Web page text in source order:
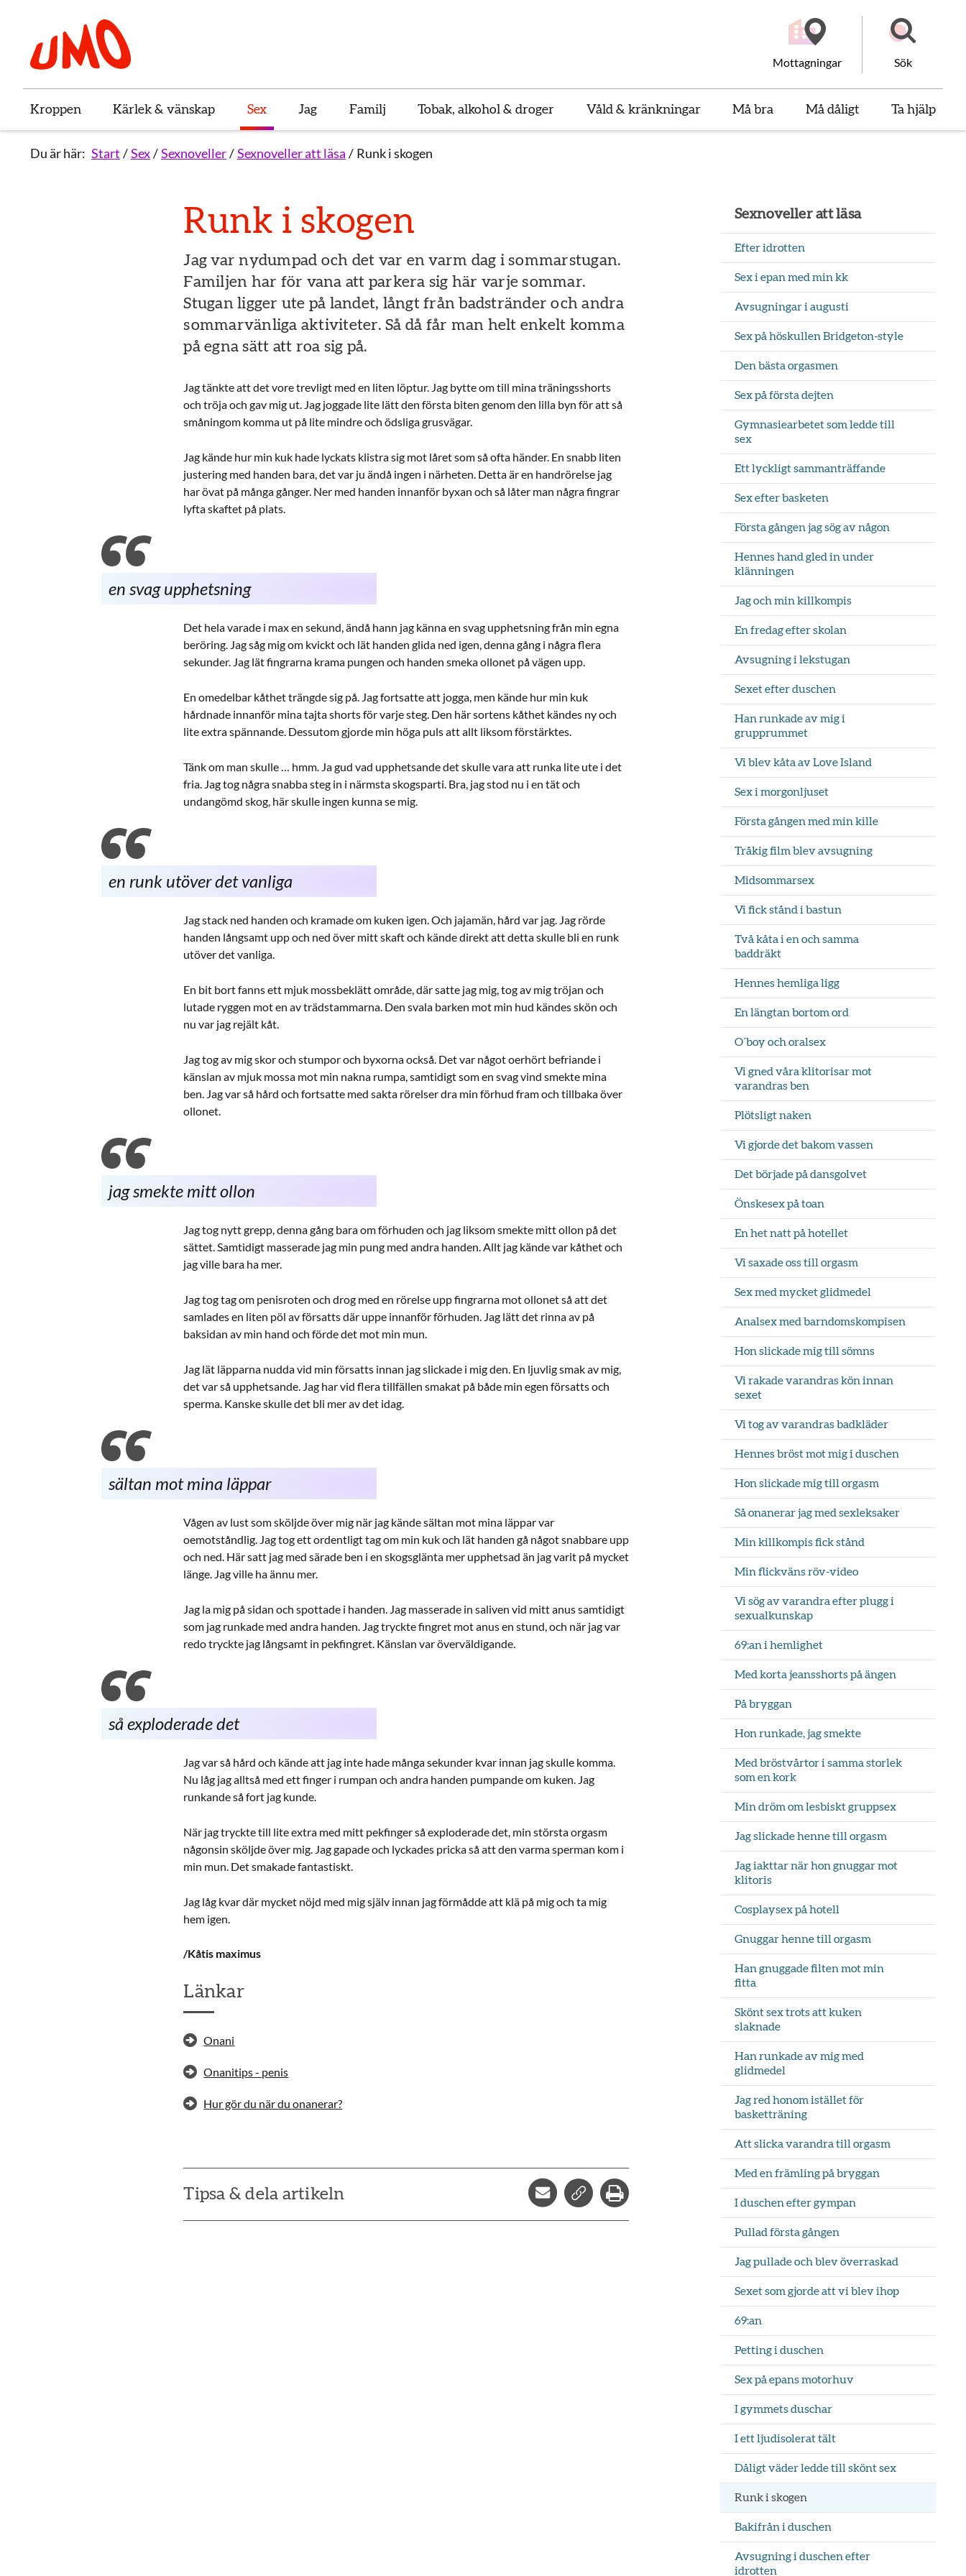
Till startsidan för Umo
Mottagningar Sök
Kroppen Kärlek & vänskap Sex Jag Familj Tobak, alkohol & droger Våld & kränkningar Må bra Må dåligt Ta hjälp
Du är här: Start Sex Sexnoveller Sexnoveller att läsa Runk i skogen
Runk i skogen
Jag var nydumpad och det var en varm dag i sommarstugan.
Familjen har för vana att parkera sig här varje sommar.
Stugan ligger ute på landet, långt från badstränder och andra
sommarvänliga aktiviteter. Så då får man helt enkelt komma
på egna sätt att roa sig på.
Jag tänkte att det vore trevligt med en liten löptur. Jag bytte om till mina träningsshorts
och tröja och gav mig ut. Jag joggade lite lätt den första biten genom den lilla byn för att så
småningom komma ut på lite mindre och ödsliga grusvägar.
Jag kände hur min kuk hade lyckats klistra sig mot låret som så ofta händer. En snabb liten
justering med handen bara, det var ju ändå ingen i närheten. Detta är en handrörelse jag
har övat på många gånger. Ner med handen innanför byxan och så låter man några fingrar
lyfta skaftet på plats.
en svag upphetsning
Det hela varade i max en sekund, ändå hann jag känna en svag upphetsning från min egna
beröring. Jag såg mig om kvickt och lät handen glida ned igen, denna gång i några flera
sekunder. Jag lät fingrarna krama pungen och handen smeka ollonet på vägen upp.
En omedelbar kåthet trängde sig på. Jag fortsatte att jogga, men kände hur min kuk
hårdnade innanför mina tajta shorts för varje steg. Den här sortens kåthet kändes ny och
lite extra spännande. Dessutom gjorde min höga puls att allt liksom förstärktes.
Tänk om man skulle … hmm. Ja gud vad upphetsande det skulle vara att runka lite ute i det
fria. Jag tog några snabba steg in i närmsta skogsparti. Bra, jag stod nu i en tät och
undangömd skog, här skulle ingen kunna se mig.
en runk utöver det vanliga
Jag stack ned handen och kramade om kuken igen. Och jajamän, hård var jag. Jag rörde
handen långsamt upp och ned över mitt skaft och kände direkt att detta skulle bli en runk
utöver det vanliga.
En bit bort fanns ett mjuk mossbeklätt område, där satte jag mig, tog av mig tröjan och
lutade ryggen mot en av trädstammarna. Den svala barken mot min hud kändes skön och
nu var jag rejält kåt.
Jag tog av mig skor och stumpor och byxorna också. Det var något oerhört befriande i
känslan av mjuk mossa mot min nakna rumpa, samtidigt som en svag vind smekte mina
ben. Jag var så hård och fortsatte med sakta rörelser dra min förhud fram och tillbaka över
ollonet.
jag smekte mitt ollon
Jag tog nytt grepp, denna gång bara om förhuden och jag liksom smekte mitt ollon på det
sättet. Samtidigt masserade jag min pung med andra handen. Allt jag kände var kåthet och
jag ville bara ha mer.
Jag tog tag om penisroten och drog med en rörelse upp fingrarna mot ollonet så att det
samlades en liten pöl av försatts där uppe innanför förhuden. Jag lätt det rinna av på
baksidan av min hand och förde det mot min mun.
Jag lät läpparna nudda vid min försatts innan jag slickade i mig den. En ljuvlig smak av mig,
det var så upphetsande. Jag har vid flera tillfällen smakat på både min egen försatts och
sperma. Kanske skulle det bli mer av det idag.
sältan mot mina läppar
Vågen av lust som sköljde över mig när jag kände sältan mot mina läppar var
oemotståndlig. Jag tog ett ordentligt tag om min kuk och lät handen gå något snabbare upp
och ned. Här satt jag med särade ben i en skogsglänta mer upphetsad än jag varit på mycket
länge. Jag ville ha ännu mer.
Jag la mig på sidan och spottade i handen. Jag masserade in saliven vid mitt anus samtidigt
som jag runkade med andra handen. Jag tryckte fingret mot anus en stund, och när jag var
redo tryckte jag långsamt in pekfingret. Känslan var överväldigande.
så exploderade det
Jag var så hård och kände att jag inte hade många sekunder kvar innan jag skulle komma.
Nu låg jag alltså med ett finger i rumpan och andra handen pumpande om kuken. Jag
runkande så fort jag kunde.
När jag tryckte till lite extra med mitt pekfinger så exploderade det, min största orgasm
någonsin sköljde över mig. Jag gapade och lyckades pricka så att den varma sperman kom i
min mun. Det smakade fantastiskt.
Jag låg kvar där mycket nöjd med mig själv innan jag förmådde att klä på mig och ta mig
hem igen.
/Kåtis maximus
Länkar
Onani
Onanitips - penis
Hur gör du när du onanerar?
Tipsa & dela artikeln
Dela via mejlKopiera länk
Sexnoveller att läsa
Efter idrotten
Sex i epan med min kk
Avsugningar i augusti
Sex på höskullen Bridgeton-style
Den bästa orgasmen
Sex på första dejten
Gymnasiearbetet som ledde till
sex
Ett lyckligt sammanträffande
Sex efter basketen
Första gången jag sög av någon
Hennes hand gled in under
klänningen
Jag och min killkompis
En fredag efter skolan
Avsugning i lekstugan
Sexet efter duschen
Han runkade av mig i
grupprummet
Vi blev kåta av Love Island
Sex i morgonljuset
Första gången med min kille
Tråkig film blev avsugning
Midsommarsex
Vi fick stånd i bastun
Två kåta i en och samma
baddräkt
Hennes hemliga ligg
En längtan bortom ord
O´boy och oralsex
Vi gned våra klitorisar mot
varandras ben
Plötsligt naken
Vi gjorde det bakom vassen
Det började på dansgolvet
Önskesex på toan
En het natt på hotellet
Vi saxade oss till orgasm
Sex med mycket glidmedel
Analsex med barndomskompisen
Hon slickade mig till sömns
Vi rakade varandras kön innan
sexet
Vi tog av varandras badkläder
Hennes bröst mot mig i duschen
Hon slickade mig till orgasm
Så onanerar jag med sexleksaker
Min killkompis fick stånd
Min flickväns röv-video
Vi sög av varandra efter plugg i
sexualkunskap
69:an i hemlighet
Med korta jeansshorts på ängen
På bryggan
Hon runkade, jag smekte
Med bröstvårtor i samma storlek
som en kork
Min dröm om lesbiskt gruppsex
Jag slickade henne till orgasm
Jag iakttar när hon gnuggar mot
klitoris
Cosplaysex på hotell
Gnuggar henne till orgasm
Han gnuggade filten mot min
fitta
Skönt sex trots att kuken
slaknade
Han runkade av mig med
glidmedel
Jag red honom istället för
basketträning
Att slicka varandra till orgasm
Med en främling på bryggan
I duschen efter gympan
Pullad första gången
Jag pullade och blev överraskad
Sexet som gjorde att vi blev ihop
69:an
Petting i duschen
Sex på epans motorhuv
I gymmets duschar
I ett ljudisolerat tält
Dåligt väder ledde till skönt sex
Runk i skogen
Bakifrån i duschen
Avsugning i duschen efter
idrotten